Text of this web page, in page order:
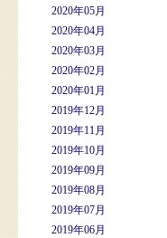
2020年05月
2020年04月
2020年03月
2020年02月
2020年01月
2019年12月
2019年11月
2019年10月
2019年09月
2019年08月
2019年07月
2019年06月